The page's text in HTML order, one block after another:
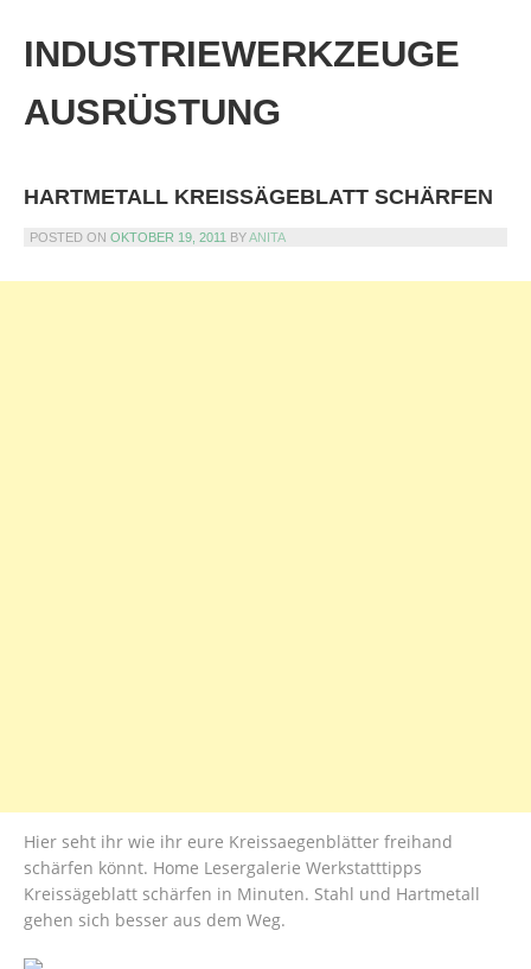
content
INDUSTRIEWERKZEUGE
AUSRÜSTUNG
HARTMETALL KREISSÄGEBLATT SCHÄRFEN
POSTED ON OKTOBER 19, 2011 BYANITA
Hier seht ihr wie ihr eure Kreissaegenblätter freihand
schärfen könnt. Home Lesergalerie Werkstatttipps
Kreissägeblatt schärfen in Minuten. Stahl und Hartmetall
gehen sich besser aus dem Weg.